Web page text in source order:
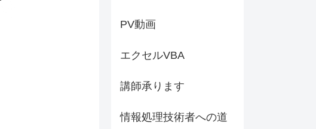
PV動画
エクセルVBA
講師承ります
情報処理技術者への道